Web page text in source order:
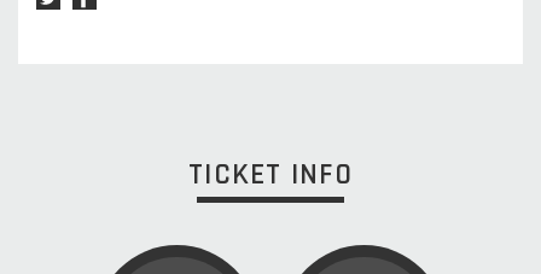
TICKET INFO